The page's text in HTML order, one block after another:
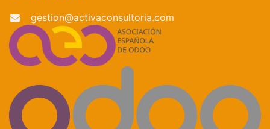
gestion@activaconsultoria.com